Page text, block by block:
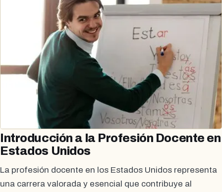
Introducción a la Profesión Docente en
Estados Unidos
La profesión docente en los Estados Unidos representa
una carrera valorada y esencial que contribuye al